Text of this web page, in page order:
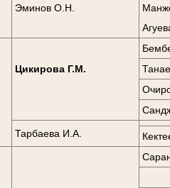
Эминов О.Н.
Цикирова Г.М.
Тарбаева И.А.